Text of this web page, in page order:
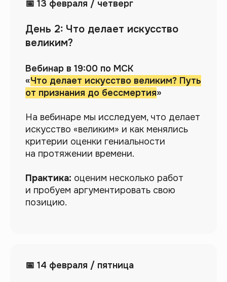
📅 13 февраля / четверг
День 2: Что делает искусство
великим?
Вебинар в 19:00 по МСК
«Что делает искусство великим? Путь
от признания до бессмертия»
На вебинаре мы исследуем, что делает
искусство «великим» и как менялись
критерии оценки гениальности
на протяжении времени.
Практика: оценим несколько работ
и пробуем аргументировать свою
позицию.
📅 14 февраля / пятница